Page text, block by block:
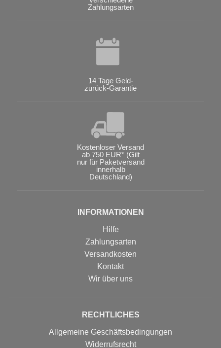
Zahlungsarten
14 Tage Geld-
zurück-Garantie
Kostenloser Versand
ab 750 EUR* (Gilt
nur für Paketversand
innerhalb
Deutschland)
INFORMATIONEN
Hilfe
Zahlungsarten
Versandkosten
Kontakt
Wir über uns
RECHTLICHES
Allgemeine Geschäftsbedingungen
Widerrufsrecht